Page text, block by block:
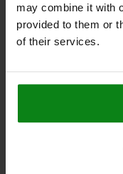
may combine it with
provided to them or
of their services.
PERNO DE
ENDURECIDO,
MATERIAL DEL